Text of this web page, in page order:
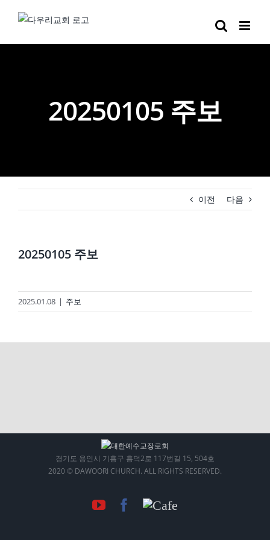
20250105 주보
이전 다음
20250105 주보
2025.01.08 | 주보
경기도 용인시 기흥구 흥덕2로 117번길 15, 504호
2020 © DAWOORI CHURCH. ALL RIGHTS RESERVED.
YouTubeFacebook
Cafe